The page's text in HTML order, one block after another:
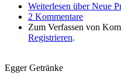
Weiterlesen über Neue
2 Kommentare
Zum Verfassen von
Registrieren.
Egger Getränke